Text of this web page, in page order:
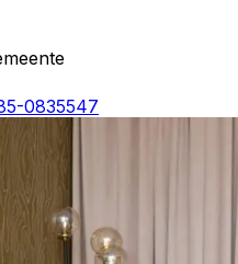
0835547